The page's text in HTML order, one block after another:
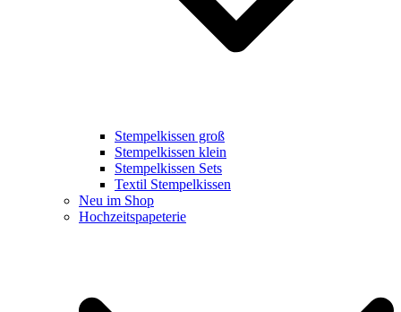
Stempelkissen groß
Stempelkissen klein
Stempelkissen Sets
Textil Stempelkissen
Neu im Shop
Hochzeitspapeterie